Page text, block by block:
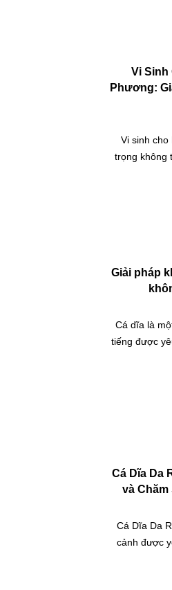
Vi Sinh
Phương:
Vi sinh cho
trọng không
Giải pháp
Cá dĩa là
tiếng được
Cá Dĩa Da
và
Cá Dĩa Da
cảnh được